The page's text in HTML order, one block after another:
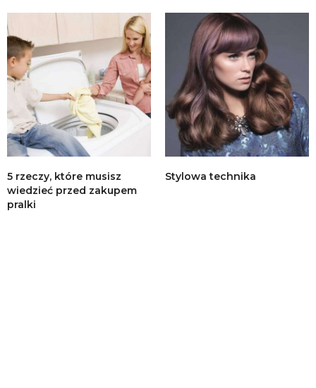
5 rzeczy, które musisz
wiedzieć przed zakupem
pralki
Stylowa technika